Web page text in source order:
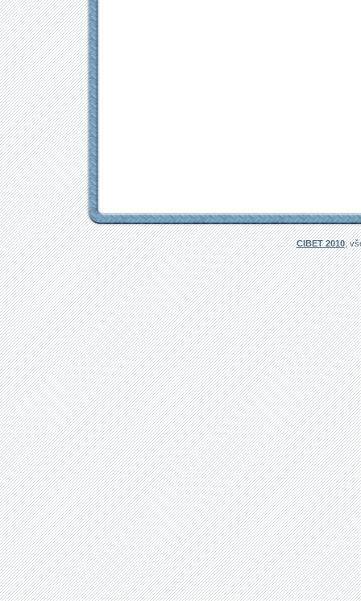
CIBET 2010,